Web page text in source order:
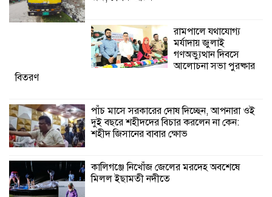
মিলল ইছামতী নদীতে
শ্রীউলা ইউনিয়ন
শ্যামনগরে জলবায়ু সহনশীল জনগোষ্ঠী গঠনে
রামপালে যথাযোগ্য
মর্যাদায় জুলাই
গণঅভ্যুত্থান দিবসে
আলোচনা সভা পুরষ্কার
বিতরণ
পাঁচ মাসে সরকারের দোষ দিচ্ছেন, আপনারা ওই
দুই বছরে শহীদদের বিচার করলেন না কেন:
শহীদ জিসানের বাবার ক্ষোভ
কালিগঞ্জে নিখোঁজ জেলের মরদেহ অবশেষে
মিলল ইছামতী নদীতে